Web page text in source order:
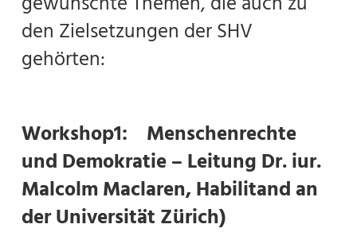
den Zielsetzungen der SHV
gehörten:
Workshop1: Menschenrechte
und Demokratie – Leitung Dr. iur.
Malcolm Maclaren, Habilitand an
der Universität Zürich)